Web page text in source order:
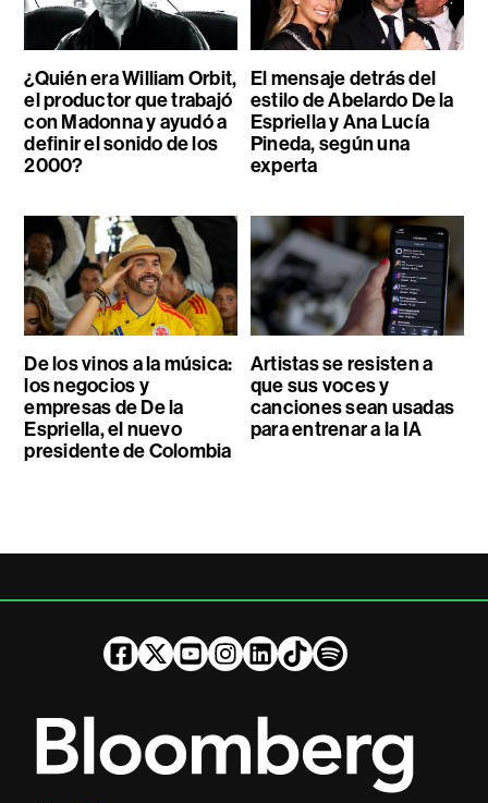
¿Quién era William Orbit,
el productor que trabajó
con Madonna y ayudó a
definir el sonido de los
2000?
El mensaje detrás del
estilo de Abelardo De la
Espriella y Ana Lucía
Pineda, según una
experta
De los vinos a la música:
los negocios y
empresas de De la
Espriella, el nuevo
presidente de Colombia
Artistas se resisten a
que sus voces y
canciones sean usadas
para entrenar a la IA